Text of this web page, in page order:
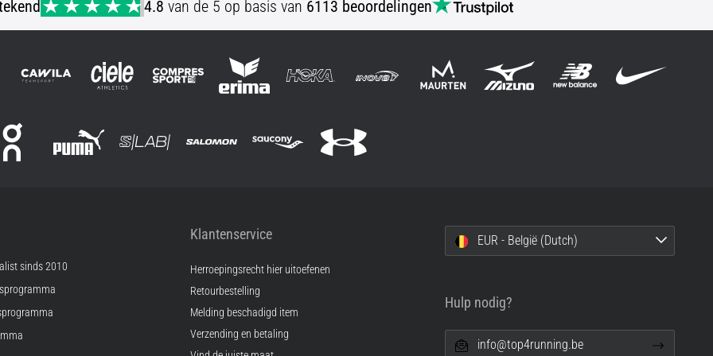
4.8 van de 5 op basis van 6113 beoordelingen
sinds 2010
Klantenservice
Herroepingsrecht hier uitoefenen
Retourbestelling
Melding beschadigd item
Verzending en betaling
EUR - België (Dutch)
Hulp nodig?
info@top4running.be